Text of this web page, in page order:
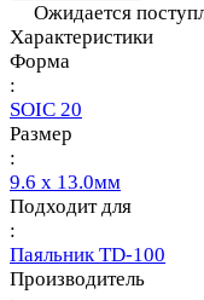
Ожидается
Характеристики
Форма
:
SOIC 20
Размер
:
9.6 x 13.0мм
Подходит для
:
Паяльник TD-100
Производитель